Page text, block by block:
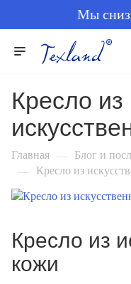
Мы
Кресло из
Главная —
Блог и
—
Кресло из
Кресло из
кожи